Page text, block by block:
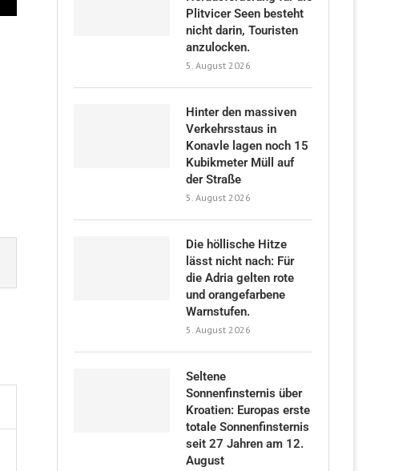
Plitvicer Seen besteht
nicht darin, Touristen
anzulocken.
5. August 2026
Hinter den massiven
Verkehrsstaus in
Konavle lagen noch 15
Kubikmeter Müll auf
der Straße
5. August 2026
Die höllische Hitze
lässt nicht nach: Für
die Adria gelten rote
und orangefarbene
Warnstufen.
5. August 2026
Seltene
Sonnenfinsternis über
Kroatien: Europas erste
totale Sonnenfinsternis
seit 27 Jahren am 12.
August